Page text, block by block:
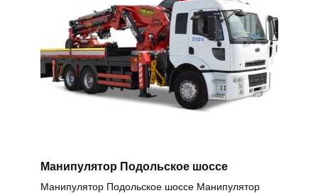
Манипулятор Подольское шоссе
Манипулятор Подольское шоссе Манипулятор